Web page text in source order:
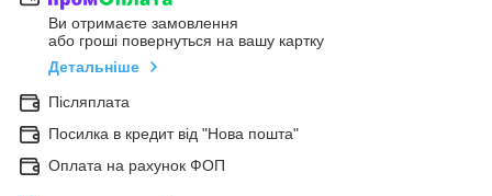
Ви отримаєте замовлення
або гроші повернуться на вашу картку
Детальніше
Післяплата
Посилка в кредит від "Нова пошта"
Оплата на рахунок ФОП